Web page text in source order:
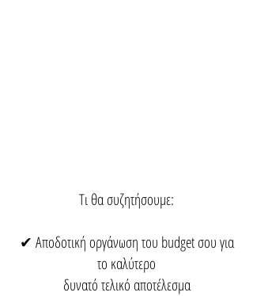
Τι θα συζητήσουμε:
✔ Αποδοτική οργάνωση του budget σου για
το καλύτερο
δυνατό τελικό αποτέλεσμα